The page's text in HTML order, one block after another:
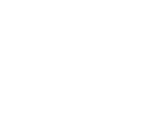
跳轉至「AFTEE先享後付」
成結帳。
交易完成。